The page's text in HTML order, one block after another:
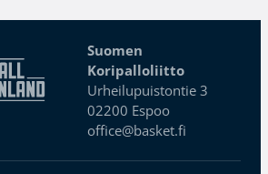
Suomen
Koripalloliitto
Urheilupuistontie 3
02200 Espoo
office@basket.fi